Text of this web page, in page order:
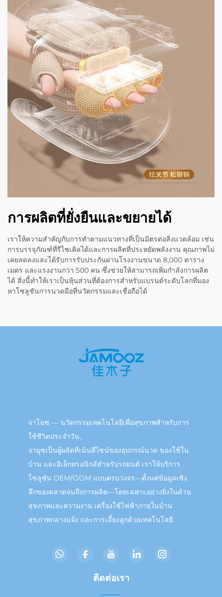
การผลิตที่ยั่งยืนและขยายได้
เราให้ความสำคัญกับการทำตามแนวทางที่เป็นมิตรต่อสิ่งแวดล้อม เช่น
การบรรจุภัณฑ์ที่รีไซเคิลได้และการผลิตที่ประหยัดพลังงาน คุณภาพไม่
เคยลดลงและได้รับการรับประกันผ่านโรงงานขนาด 8,000 ตาราง
เมตร และแรงงานกว่า 500 คน ซึ่งช่วยให้สามารถเพิ่มกำลังการผลิต
ได้ สิ่งนี้ทำให้เราเป็นหุ้นส่วนที่ต้องการสำหรับแบรนด์ระดับโลกที่มอง
หาโซลูชันการนวดมือที่นวัตกรรมและเชื่อถือได้
จาโมซ — นวัตกรรมเทคโนโลยีเพื่อสุขภาพสำหรับการ
ใช้ชีวิตประจำวัน。
จามูซเป็นผู้ผลิตที่เน้นดีไซน์ของอุปกรณ์นวด ของใช้ใน
บ้าน และอิเล็กทรอนิกส์สำหรับรถยนต์ เราให้บริการ
โซลูชัน OEM/ODM แบบครบวงจร—ตั้งแต่ข้อมูลเชิง
ลึกของตลาดจนถึงการผลิต—โดยเฉพาะอย่างยิ่งในด้าน
สุขภาพและความงาม เครื่องใช้ไฟฟ้าภายในบ้าน
สุขภาพกลางแจ้ง และการเลี้ยงลูกด้วยเทคโนโลยี
ติดต่อเรา